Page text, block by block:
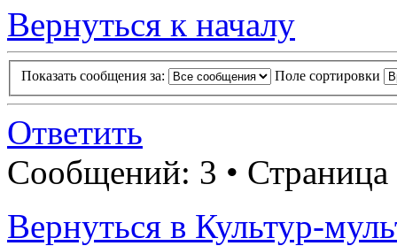
Вернуться к началу
Показать сообщения за: Поле сортировки
Ответить
Сообщений: 3 • Страница
Вернуться в Культур-